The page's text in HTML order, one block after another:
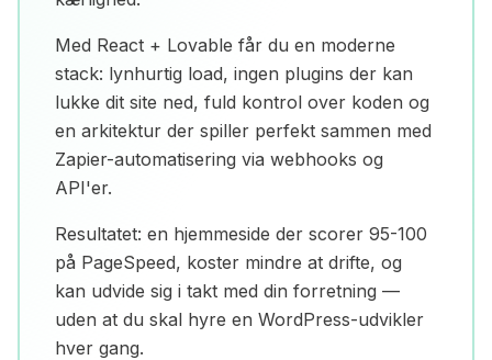
Med React + Lovable får du en moderne
stack: lynhurtig load, ingen plugins der kan
lukke dit site ned, fuld kontrol over koden og
en arkitektur der spiller perfekt sammen med
Zapier-automatisering via webhooks og
API'er.
Resultatet: en hjemmeside der scorer 95-100
på PageSpeed, koster mindre at drifte, og
kan udvide sig i takt med din forretning —
uden at du skal hyre en WordPress-udvikler
hver gang.